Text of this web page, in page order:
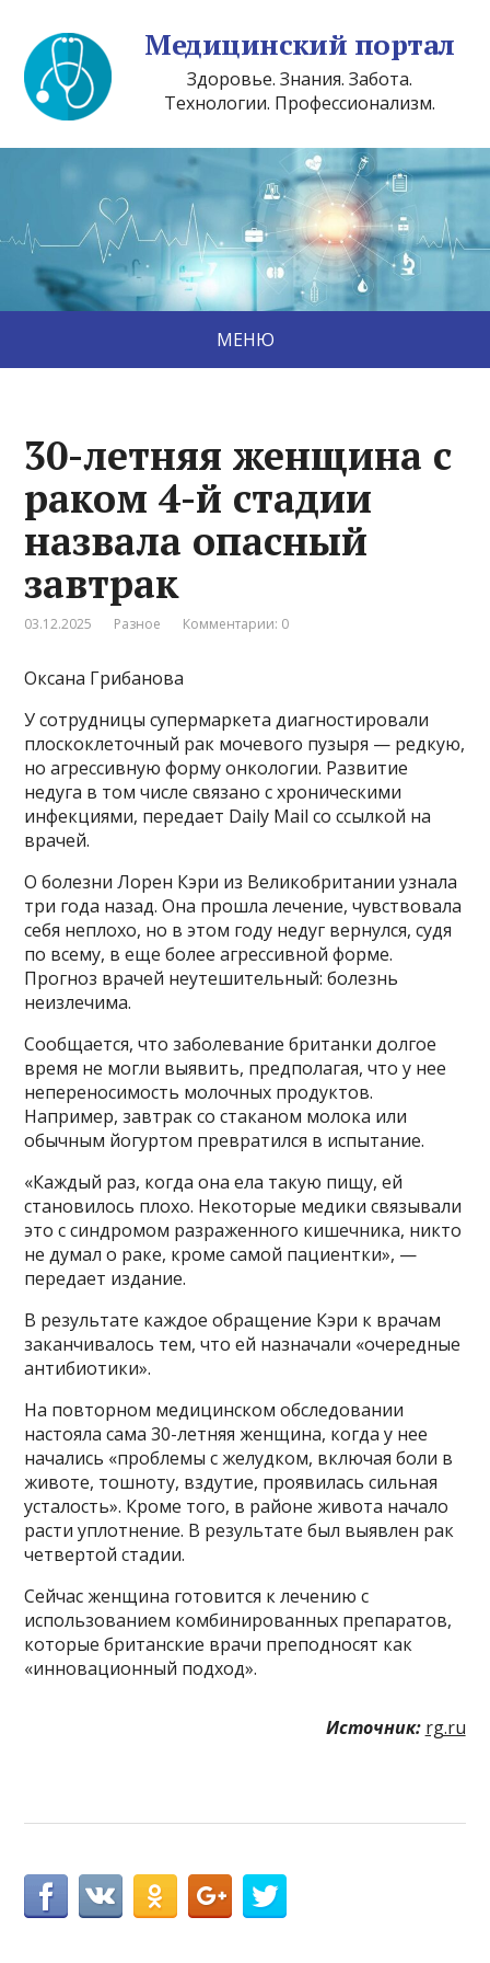
Медицинский портал
Здоровье. Знания. Забота.
Технологии. Профессионализм.
МЕНЮ
30-летняя женщина с
раком 4-й стадии
назвала опасный
завтрак
03.12.2025 Разное Комментарии: 0
Оксана Грибанова
У сотрудницы супермаркета диагностировали
плоскоклеточный рак мочевого пузыря — редкую,
но агрессивную форму онкологии. Развитие
недуга в том числе связано с хроническими
инфекциями, передает Daily Mail со ссылкой на
врачей.
О болезни Лорен Кэри из Великобритании узнала
три года назад. Она прошла лечение, чувствовала
себя неплохо, но в этом году недуг вернулся, судя
по всему, в еще более агрессивной форме.
Прогноз врачей неутешительный: болезнь
неизлечима.
Сообщается, что заболевание британки долгое
время не могли выявить, предполагая, что у нее
непереносимость молочных продуктов.
Например, завтрак со стаканом молока или
обычным йогуртом превратился в испытание.
«Каждый раз, когда она ела такую пищу, ей
становилось плохо. Некоторые медики связывали
это с синдромом разраженного кишечника, никто
не думал о раке, кроме самой пациентки», —
передает издание.
В результате каждое обращение Кэри к врачам
заканчивалось тем, что ей назначали «очередные
антибиотики».
На повторном медицинском обследовании
настояла сама 30-летняя женщина, когда у нее
начались «проблемы с желудком, включая боли в
животе, тошноту, вздутие, проявилась сильная
усталость». Кроме того, в районе живота начало
расти уплотнение. В результате был выявлен рак
четвертой стадии.
Сейчас женщина готовится к лечению с
использованием комбинированных препаратов,
которые британские врачи преподносят как
«инновационный подход».
Источник: rg.ru